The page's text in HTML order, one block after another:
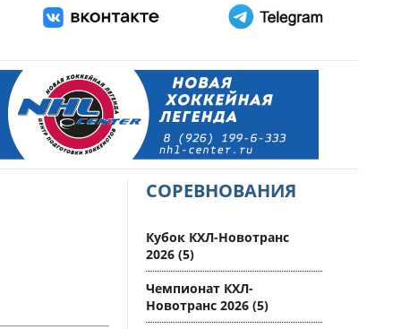
СОРЕВНОВАНИЯ
Кубок КХЛ-Новотранс
2026 (5)
Чемпионат КХЛ-
Новотранс 2026 (5)